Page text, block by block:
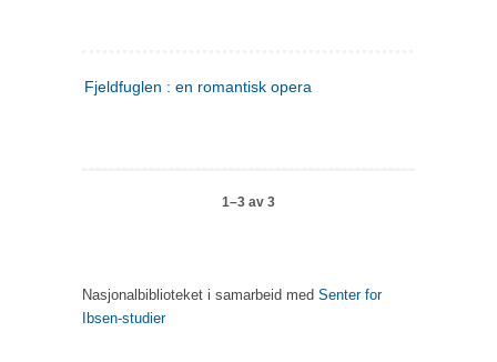
Fjeldfuglen : en romantisk opera
1–3 av 3
Nasjonalbiblioteket i samarbeid med Senter for
Ibsen-studier